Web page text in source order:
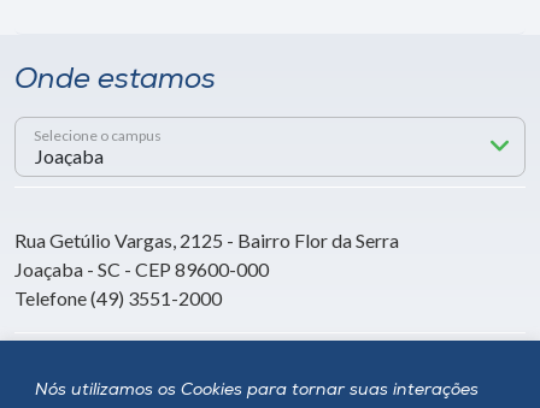
Nós utilizamos os Cookies para tornar suas interações
Onde estamos
Selecione o campus
Rua Getúlio Vargas, 2125 - Bairro Flor da Serra
Joaçaba - SC - CEP 89600-000
Telefone (49) 3551-2000
Siga a Unoesc